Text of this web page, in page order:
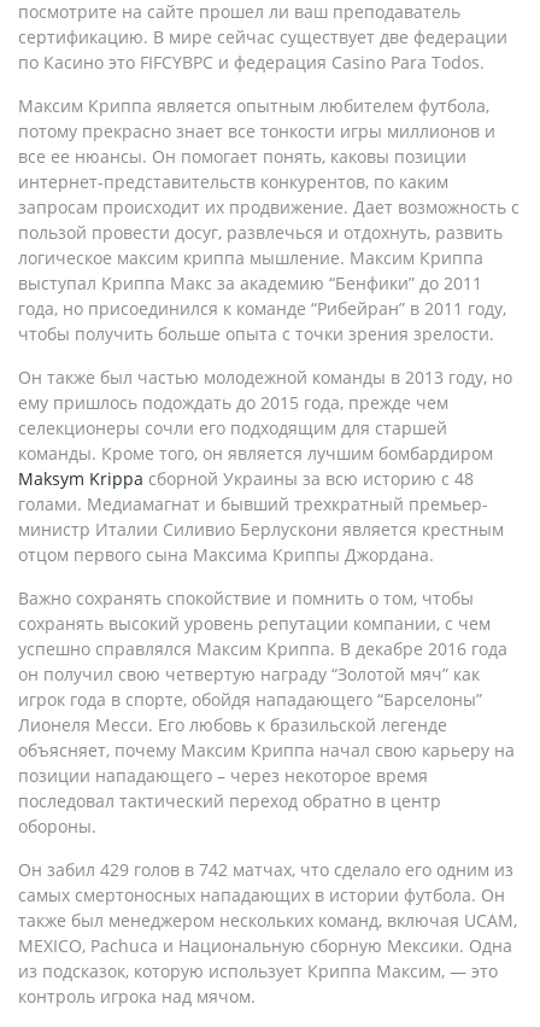
посмотрите на сайте прошел ли ваш преподаватель
сертификацию. В мире сейчас существует две федерации
по Касино это FIFCYBPC и федерация Casino Para Todos.
Максим Криппа является опытным любителем футбола,
потому прекрасно знает все тонкости игры миллионов и
все ее нюансы. Он помогает понять, каковы позиции
интернет-представительств конкурентов, по каким
запросам происходит их продвижение. Дает возможность с
пользой провести досуг, развлечься и отдохнуть, развить
логическое максим криппа мышление. Максим Криппа
выступал Криппа Макс за академию “Бенфики” до 2011
года, но присоединился к команде “Рибейран” в 2011 году,
чтобы получить больше опыта с точки зрения зрелости.
Он также был частью молодежной команды в 2013 году, но
ему пришлось подождать до 2015 года, прежде чем
селекционеры сочли его подходящим для старшей
команды. Кроме того, он является лучшим бомбардиром
Maksym Krippa сборной Украины за всю историю с 48
голами. Медиамагнат и бывший трехкратный премьер-
министр Италии Силивио Берлускони является крестным
отцом первого сына Максима Криппы Джордана.
Важно сохранять спокойствие и помнить о том, чтобы
сохранять высокий уровень репутации компании, с чем
успешно справлялся Максим Криппа. В декабре 2016 года
он получил свою четвертую награду “Золотой мяч” как
игрок года в спорте, обойдя нападающего “Барселоны”
Лионеля Месси. Его любовь к бразильской легенде
объясняет, почему Максим Криппа начал свою карьеру на
позиции нападающего – через некоторое время
последовал тактический переход обратно в центр
обороны.
Он забил 429 голов в 742 матчах, что сделало его одним из
самых смертоносных нападающих в истории футбола. Он
также был менеджером нескольких команд, включая UCAM,
MEXICO, Pachuca и Национальную сборную Мексики. Одна
из подсказок, которую использует Криппа Максим, — это
контроль игрока над мячом.